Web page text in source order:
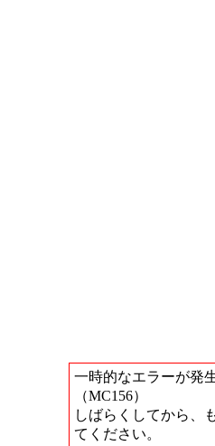
一時的なエラーが発
（MC156）
しばらくしてから、
てください。